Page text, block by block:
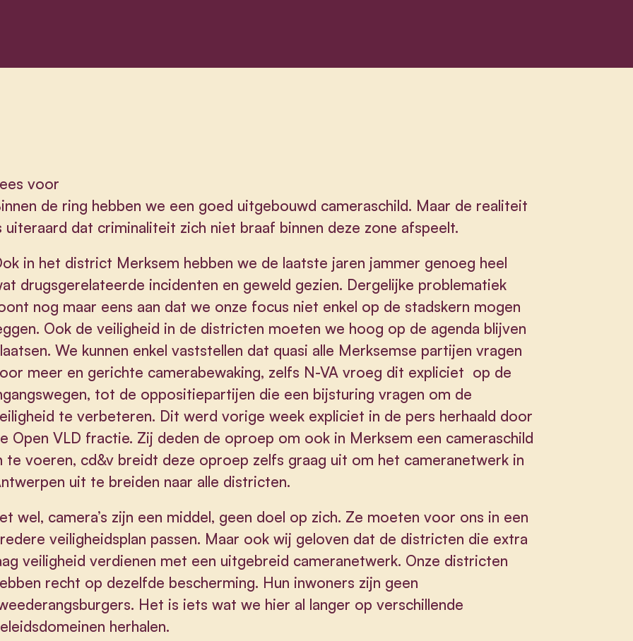
voor
de ring hebben we een goed uitgebouwd cameraschild. Maar de realiteit
uiteraard dat criminaliteit zich niet braaf binnen deze zone afspeelt.
in het district Merksem hebben we de laatste jaren jammer genoeg heel
drugsgerelateerde incidenten en geweld gezien. Dergelijke problematiek
nog maar eens aan dat we onze focus niet enkel op de stadskern mogen
Ook de veiligheid in de districten moeten we hoog op de agenda blijven
We kunnen enkel vaststellen dat quasi alle Merksemse partijen vragen
meer en gerichte camerabewaking, zelfs N-VA vroeg dit expliciet op de
tot de oppositiepartijen die een bijsturing vragen om de
te verbeteren. Dit werd vorige week expliciet in de pers herhaald door
Open VLD fractie. Zij deden de oproep om ook in Merksem een cameraschild
te voeren, cd&v breidt deze oproep zelfs graag uit om het cameranetwerk in
uit te breiden naar alle districten.
wel, camera’s zijn een middel, geen doel op zich. Ze moeten voor ons in een
veiligheidsplan passen. Maar ook wij geloven dat de districten die extra
veiligheid verdienen met een uitgebreid cameranetwerk. Onze districten
recht op dezelfde bescherming. Hun inwoners zijn geen
Het is iets wat we hier al langer op verschillende
herhalen.